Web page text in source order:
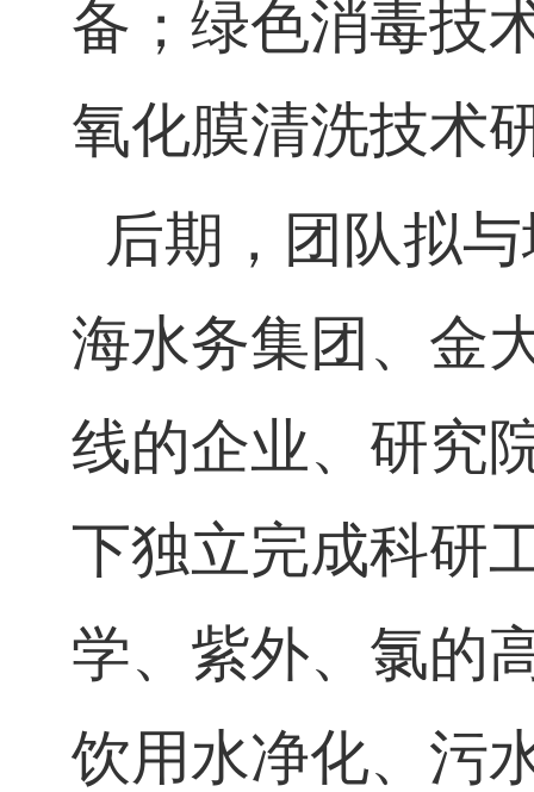
备；绿色消毒技
氧化膜清洗技术
后期，团队拟
海水务集团、金
线的企业、研究
下独立完成科研
学、紫外、氯的
饮用水净化、污